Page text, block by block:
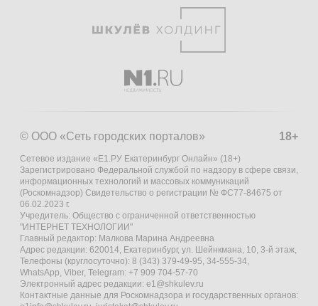
18+
© ООО «Сеть городских порталов»
Сетевое издание «Е1.РУ Екатеринбург Онлайн» (18+)
Зарегистрировано Федеральной службой по надзору в сфере связи,
информационных технологий и массовых коммуникаций
(Роскомнадзор) Свидетельство о регистрации № ФС77-84675 от
06.02.2023 г.
Учредитель: Общество с ограниченной ответственностью
"ИНТЕРНЕТ ТЕХНОЛОГИИ"
Главный редактор: Малкова Марина Андреевна
Адрес редакции: 620014, Екатеринбург, ул. Шейнкмана, 10, 3-й этаж,
Телефоны (круглосуточно): 8 (343) 379-49-95, 34-555-34,
WhatsApp, Viber, Telegram: +7 909 704-57-70
Электронный адрес редакции: e1@shkulev.ru
Контактные данные для Роскомнадзора и государственных органов: